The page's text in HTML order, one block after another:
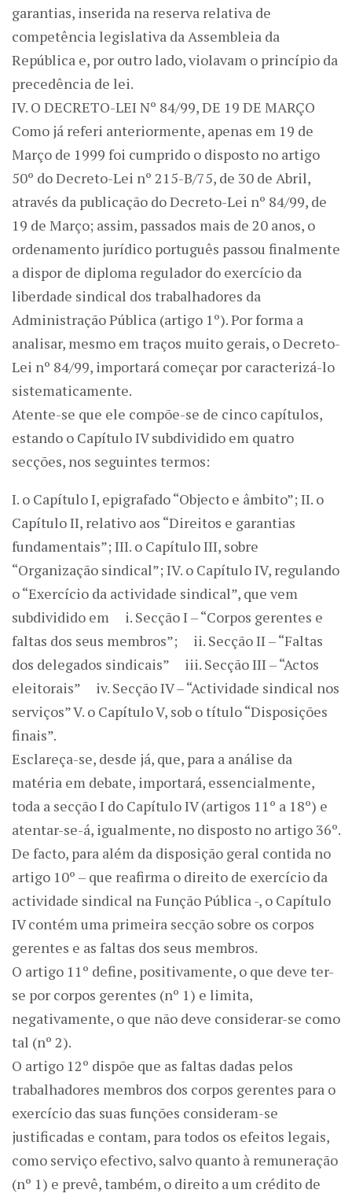
garantias, inserida na reserva relativa de
competência legislativa da Assembleia da
República e, por outro lado, violavam o princípio da
precedência de lei.
IV. O DECRETO-LEI Nº 84/99, DE 19 DE MARÇO
Como já referi anteriormente, apenas em 19 de
Março de 1999 foi cumprido o disposto no artigo
50º do Decreto-Lei nº 215-B/75, de 30 de Abril,
através da publicação do Decreto-Lei nº 84/99, de
19 de Março; assim, passados mais de 20 anos, o
ordenamento jurídico português passou finalmente
a dispor de diploma regulador do exercício da
liberdade sindical dos trabalhadores da
Administração Pública (artigo 1º). Por forma a
analisar, mesmo em traços muito gerais, o Decreto-
Lei nº 84/99, importará começar por caracterizá-lo
sistematicamente.
Atente-se que ele compõe-se de cinco capítulos,
estando o Capítulo IV subdividido em quatro
secções, nos seguintes termos:
I. o Capítulo I, epigrafado “Objecto e âmbito”; II. o
Capítulo II, relativo aos “Direitos e garantias
fundamentais”; III. o Capítulo III, sobre
“Organização sindical”; IV. o Capítulo IV, regulando
o “Exercício da actividade sindical”, que vem
subdividido em i. Secção I – “Corpos gerentes e
faltas dos seus membros”; ii. Secção II – “Faltas
dos delegados sindicais” iii. Secção III – “Actos
eleitorais” iv. Secção IV – “Actividade sindical nos
serviços” V. o Capítulo V, sob o título “Disposições
finais”.
Esclareça-se, desde já, que, para a análise da
matéria em debate, importará, essencialmente,
toda a secção I do Capítulo IV (artigos 11º a 18º) e
atentar-se-á, igualmente, no disposto no artigo 36º.
De facto, para além da disposição geral contida no
artigo 10º – que reafirma o direito de exercício da
actividade sindical na Função Pública -, o Capítulo
IV contém uma primeira secção sobre os corpos
gerentes e as faltas dos seus membros.
O artigo 11º define, positivamente, o que deve ter-
se por corpos gerentes (nº 1) e limita,
negativamente, o que não deve considerar-se como
tal (nº 2).
O artigo 12º dispõe que as faltas dadas pelos
trabalhadores membros dos corpos gerentes para o
exercício das suas funções consideram-se
justificadas e contam, para todos os efeitos legais,
como serviço efectivo, salvo quanto à remuneração
(nº 1) e prevê, também, o direito a um crédito de